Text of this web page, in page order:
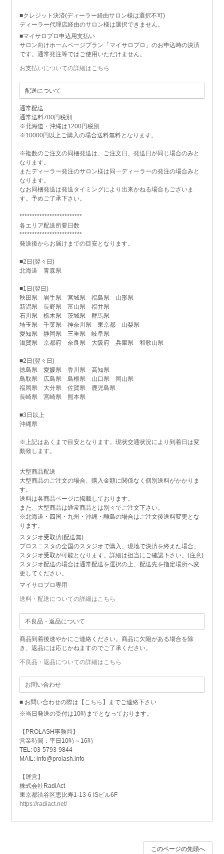
■クレジット決済(ディーラー経由サロン様は選択不可)
ディーラー代理店経由のサロン様は選択できません。
■マイサロプロ申込用支払い
サロン向けホームページプラン「マイサロプロ」のお申込時の決済
です。通常発注等ではご使用いただけません。
お支払いについての詳細はこちら
配送について
通常配送
通常送料700円税別
※北海道・沖縄は1200円税別
※10000円以上ご購入の場合送料無料となります。
※複数のご注文の同梱発送は、ご注文日、発送日が同じ場合のみと
なります。
またディーラー発注のサロン様は同一ディーラーの発注の場合みと
なります。
なお同梱発送は発送タイミングにより出来かねる場合もございま
す。予めご了承下さい。
*************************
各エリア配送所要日数
*************************
発送後からお届けまでの目安となります。
■2日(翌々日)
北海道 青森県
■1日(翌日)
秋田県 岩手県 宮城県 福島県 山形県
新潟県 長野県 富山県 福井県
石川県 栃木県 茨城県 群馬県
埼玉県 千葉県 神奈川県 東京都 山梨県
愛知県 静岡県 三重県 岐阜県
滋賀県 京都府 奈良県 大阪府 兵庫県 和歌山県
■2日(翌々日)
徳島県 愛媛県 香川県 高知県
鳥取県 広島県 島根県 山口県 岡山県
福岡県 大分県 佐賀県 鹿児島県
長崎県 宮崎県 熊本県
■3日以上
沖縄県
※上記はあくまで目安となります。現状交通状況により到着日は変
動致します。
大型商品配送
大型商品のご注文の場合、購入金額に関係なく個別送料がかかりま
す。
送料は各商品ページに掲載しております。
また、大型商品は通常商品とは別々でご注文下さい。
※北海道・四国・九州・沖縄・離島の場合はご注文後送料変更とな
ります。
スタジオ受取済(配送無)
プロスニスタの全国のスタジオで購入、現地で決済を終えた場合、
スタジオ受取が可能となります。詳細は担当にご確認下さい。(注意)
スタジオ配送の場合は通常配送を選択の上、配送先を指定場所へ変
更してください。
マイサロプロ専用
送料・配送についての詳細はこちら
不良品・返品について
商品到着後速やかにご連絡ください。商品に欠陥がある場合を除
き、返品には応じかねますのでご了承ください。
不良品・返品についての詳細はこちら
お問い合わせ
■ お問い合わせの際は【 こちら 】までご連絡下さい
※当日発送の受付は10時までとなっております。
【PROLASH事務局】
営業時間：平日10時～16時
TEL: 03-5793-9844
MAIL: info@prolash.info
【運営】
株式会社RadiAct
東京都渋谷区恵比寿1-13-6 ISビル6F
https://radiact.net/
このページの先頭へ